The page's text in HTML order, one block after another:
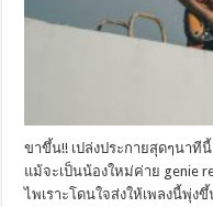
ขาขึ้น!! เปล่งประกายสุดๆนาที
แม้จะเป็นน้องใหม่ค่าย genie
ไพเราะโดนใจส่งให้เพลงนี้พุ่ง